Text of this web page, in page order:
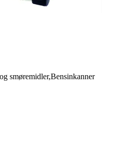
smøremidler,Bensinkanner